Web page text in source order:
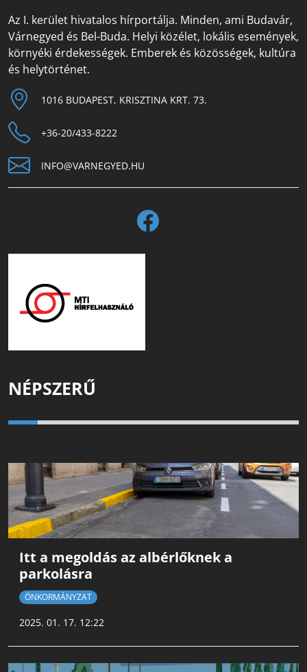
Az I. kerület hivatalos hírportálja. Minden, ami Budavár,
Várnegyed és Bel-Buda. Helyi közélet, lokális események,
környéki érdekességek. Emberek és közösségek, kultúra
és helytörténet.
1016 BUDAPEST, KRISZTINA KRT. 73.
+36-20/433-8222
INFO@VARNEGYED.HU
NÉPSZERŰ
Itt a megoldás az albérlőknek a
parkolásra
ÖNKORMÁNYZAT
2025. 01. 17. 12:22